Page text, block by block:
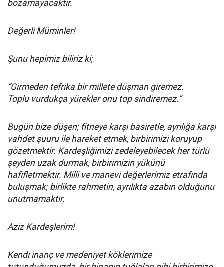
bozamayacaktır.
Değerli Müminler!
Şunu hepimiz biliriz ki;
“Girmeden tefrika bir millete düşman giremez.
Toplu vurdukça yürekler onu top sindiremez.”
Bugün bize düşen; fitneye karşı basiretle, ayrılığa karşı
vahdet şuuru ile hareket etmek, birbirimizi koruyup
gözetmektir. Kardeşliğimizi zedeleyebilecek her türlü
şeyden uzak durmak, birbirimizin yükünü
hafifletmektir. Milli ve manevi değerlerimiz etrafında
buluşmak; birlikte rahmetin, ayrılıkta azabın olduğunu
unutmamaktır.
Aziz Kardeşlerim!
Kendi inanç ve medeniyet köklerimize